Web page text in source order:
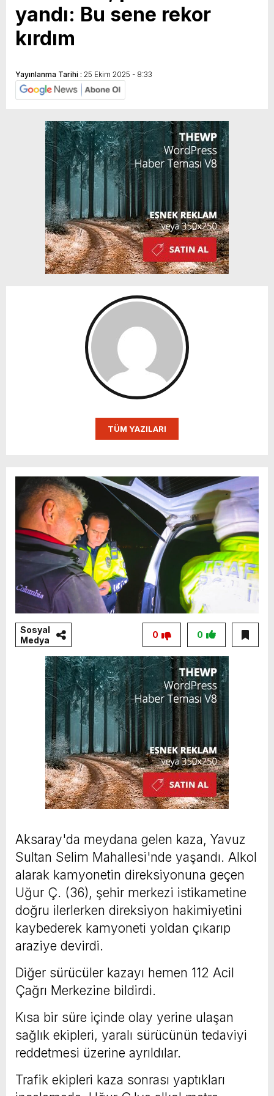
yandı: Bu sene rekor
kırdım
Yayınlanma Tarihi : 25 Ekim 2025 - 8:33
TÜM YAZILARI
Sosyal
Medya
0
0
Aksaray'da meydana gelen kaza, Yavuz
Sultan Selim Mahallesi'nde yaşandı. Alkol
alarak kamyonetin direksiyonuna geçen
Uğur Ç. (36), şehir merkezi istikametine
doğru ilerlerken direksiyon hakimiyetini
kaybederek kamyoneti yoldan çıkarıp
araziye devirdi.
Diğer sürücüler kazayı hemen 112 Acil
Çağrı Merkezine bildirdi.
Kısa bir süre içinde olay yerine ulaşan
sağlık ekipleri, yaralı sürücünün tedaviyi
reddetmesi üzerine ayrıldılar.
Trafik ekipleri kaza sonrası yaptıkları